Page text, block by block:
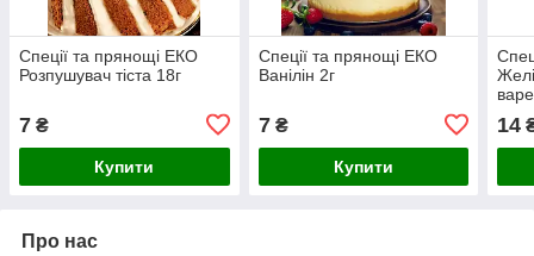
Спеції та прянощі ЕКО
Розпушувач тіста 18г
7 ₴
Купити
Спеції та прянощі ЕКО
Ванілін 2г
7₴
Купити
14
Про нас